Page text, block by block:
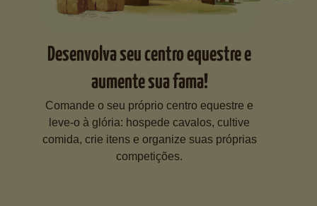
Desenvolva seu centro equestre e
aumente sua fama!
Comande o seu próprio centro equestre e
leve-o à glória: hospede cavalos, cultive
comida, crie itens e organize suas próprias
competições.